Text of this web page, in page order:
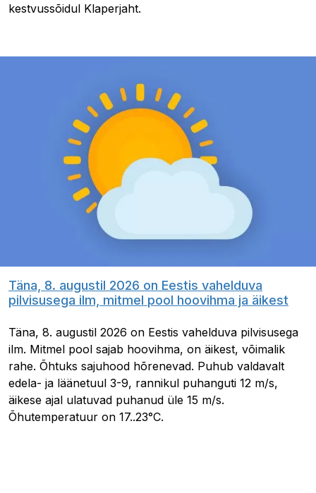
kestvussõidul Klaperjaht.
Täna, 8. augustil 2026 on Eestis vahelduva
pilvisusega ilm, mitmel pool hoovihma ja äikest
Täna, 8. augustil 2026 on Eestis vahelduva pilvisusega
ilm. Mitmel pool sajab hoovihma, on äikest, võimalik
rahe. Õhtuks sajuhood hõrenevad. Puhub valdavalt
edela- ja läänetuul 3-9, rannikul puhanguti 12 m/s,
äikese ajal ulatuvad puhanud üle 15 m/s.
Õhutemperatuur on 17..23°C.